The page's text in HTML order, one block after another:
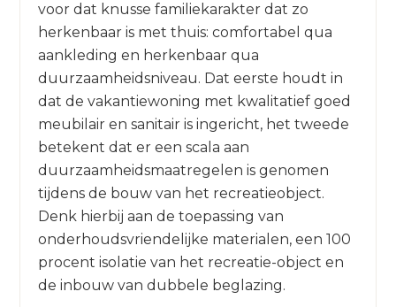
voor dat knusse familiekarakter dat zo
herkenbaar is met thuis: comfortabel qua
aankleding en herkenbaar qua
duurzaamheidsniveau. Dat eerste houdt in
dat de vakantiewoning met kwalitatief goed
meubilair en sanitair is ingericht, het tweede
betekent dat er een scala aan
duurzaamheidsmaatregelen is genomen
tijdens de bouw van het recreatieobject.
Denk hierbij aan de toepassing van
onderhoudsvriendelijke materialen, een 100
procent isolatie van het recreatie-object en
de inbouw van dubbele beglazing.